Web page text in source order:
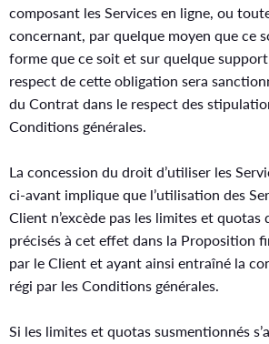
composant les Services en ligne, ou
concernant, par quelque moyen que ce
forme que ce soit et sur quelque
respect de cette obligation sera
du Contrat dans le respect des
Conditions générales.
La concession du droit d’utiliser les
ci-avant implique que l’utilisation des
Client n’excède pas les limites et
précisés à cet effet dans la Proposition
par le Client et ayant ainsi entraîné la
régi par les Conditions générales.
Si les limites et quotas susmentionnés